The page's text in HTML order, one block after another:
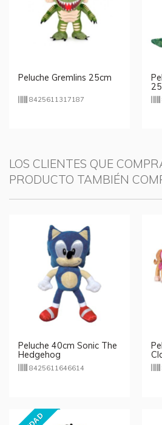
Peluche Gremlins 25cm
8425611317187
LOS CLIENTES QUE
PRODUCTO TAMBIÉN
Peluche 40cm Sonic The
Hedgehog
8425611646614